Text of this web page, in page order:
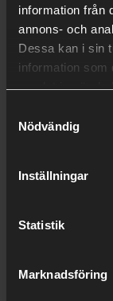
information från
annons- och
Dessa kan i sin
information som
samlat in när du
Nödvändig
Inställningar
Statistik
Marknadsföring
Efternamn
Telefon *